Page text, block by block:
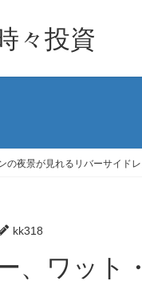
々投資
の夜景が見れるリバーサイ
kk318